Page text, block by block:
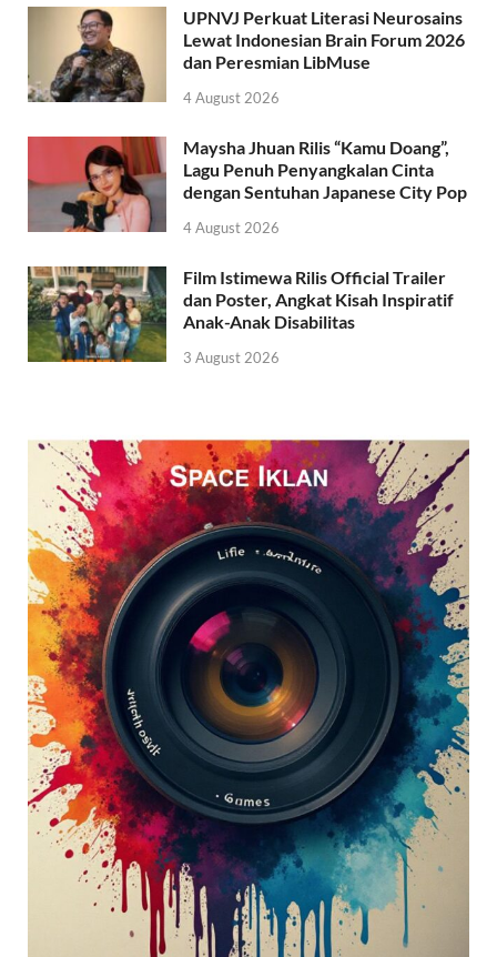
UPNVJ Perkuat Literasi Neurosains
Lewat Indonesian Brain Forum 2026
dan Peresmian LibMuse
4 August 2026
Maysha Jhuan Rilis “Kamu Doang”,
Lagu Penuh Penyangkalan Cinta
dengan Sentuhan Japanese City Pop
4 August 2026
Film Istimewa Rilis Official Trailer
dan Poster, Angkat Kisah Inspiratif
Anak-Anak Disabilitas
3 August 2026